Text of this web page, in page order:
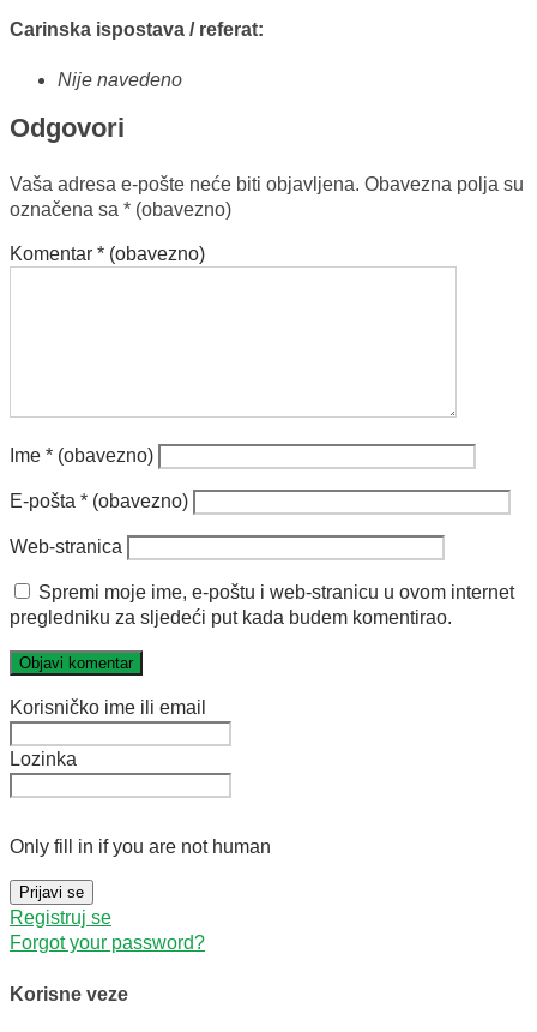
Carinska ispostava / referat:
Nije navedeno
Odgovori
Vaša adresa e-pošte neće biti objavljena. Obavezna polja su
označena sa * (obavezno)
Komentar * (obavezno)
Ime * (obavezno)
E-pošta * (obavezno)
Web-stranica
Spremi moje ime, e-poštu i web-stranicu u ovom internet
pregledniku za sljedeći put kada budem komentirao.
Korisničko ime ili email
Lozinka
Only fill in if you are not human
Registruj se
Forgot your password?
Korisne veze